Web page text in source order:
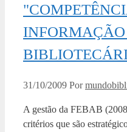
INFORMAÇÃO
31/10/2009 Por
A gestão da FEBAB
critérios que são